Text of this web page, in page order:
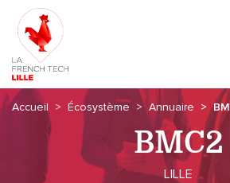
Accueil Écosystème Annuaire
BMC2
LILLE